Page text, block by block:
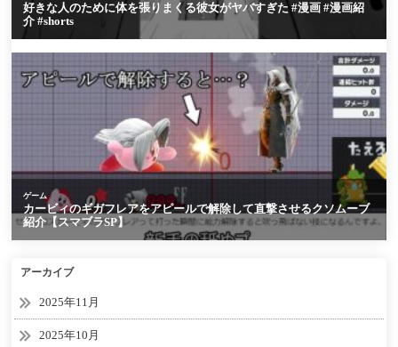
アーカイブ
2025年11月
2025年10月